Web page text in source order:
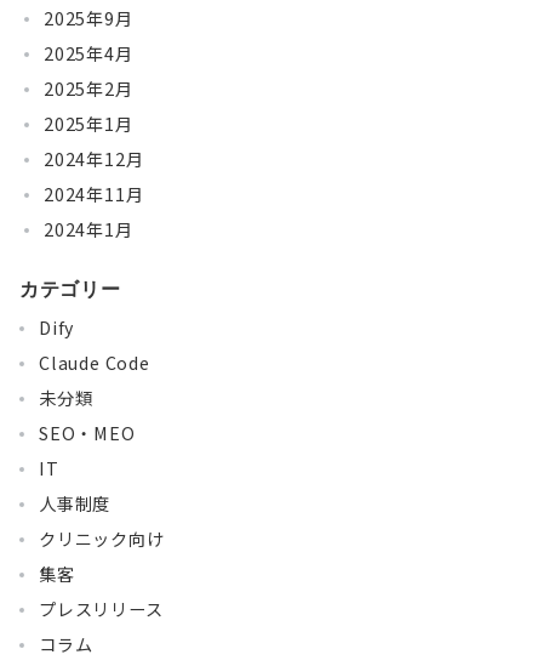
2025年9月
2025年4月
2025年2月
2025年1月
2024年12月
2024年11月
2024年1月
カテゴリー
Dify
Claude Code
未分類
SEO・MEO
IT
人事制度
クリニック向け
集客
プレスリリース
コラム